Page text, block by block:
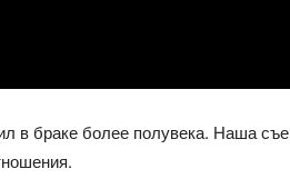
в браке более полувека. Наша